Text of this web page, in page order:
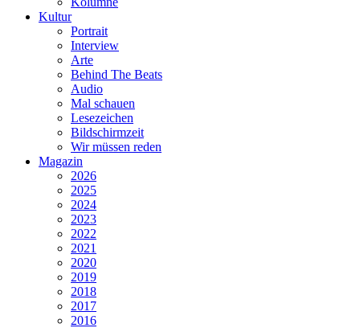
Kultur
Portrait
Interview
Arte
Behind The Beats
Audio
Mal schauen
Lesezeichen
Bildschirmzeit
Wir müssen reden
Magazin
2026
2025
2024
2023
2022
2021
2020
2019
2018
2017
2016